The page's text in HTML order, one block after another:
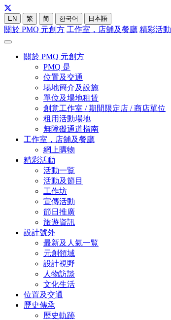
EN 繁 简 한국어 日本語
關於 PMQ 元創方 工作室，店舖及餐廳 精彩活動
關於 PMQ 元創方
PMQ 是
位置及交通
場地簡介及設施
單位及場地租賃
創意工作室 / 期間限定店 / 商店單位
租用活動場地
無障礙通道指南
工作室，店舖及餐廳
網上購物
精彩活動
活動一覧
活動及節目
工作坊
宣傳活動
節日推廣
旅遊資訊
設計號外
最新及人氣一覧
元創領域
設計視野
人物訪談
文化生活
位置及交通
歷史傳承
歷史軌跡